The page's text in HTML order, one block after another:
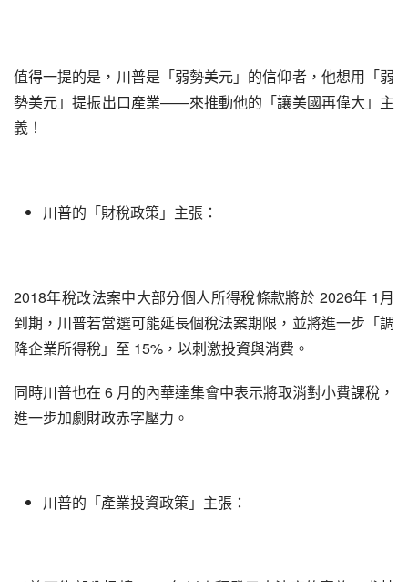
值得一提的是，川普是「弱勢美元」的信仰者，他想用「弱
勢美元」提振出口產業——來推動他的「讓美國再偉大」主
義！
川普的「財稅政策」主張：
2018年稅改法案中大部分個人所得稅條款將於 2026年 1月
到期，川普若當選可能延長個稅法案期限，並將進一步「調
降企業所得稅」至 15%，以刺激投資與消費。
同時川普也在 6 月的內華達集會中表示將取消對小費課稅，
進一步加劇財政赤字壓力。
川普的「產業投資政策」主張：